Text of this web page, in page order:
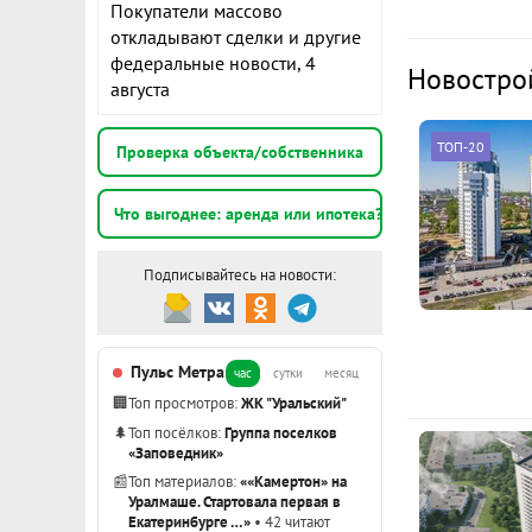
Покупатели массово
откладывают сделки и другие
федеральные новости, 4
августа
Проверка объекта/собственника
Что выгоднее: аренда или ипотека?
Подписывайтесь на новости:
Пульс Метра час сутки месяц
🏢Топ просмотров:ЖК "Уральский"
🌲Топ посёлков:Группа поселков
«Заповедник»
📰Топ материалов:««Камертон» на
Уралмаше. Стартовала первая в
Екатеринбурге …» • 42 читают
Показать
ТОП-20